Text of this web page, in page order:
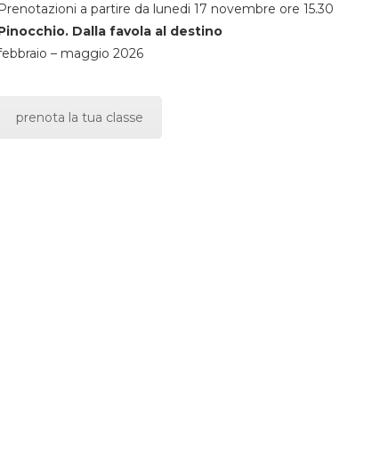
Prenotazioni a partire da lunedi 17 novembre ore 15.30
Dalla favola al destino
– maggio 2026
prenota la tua classe